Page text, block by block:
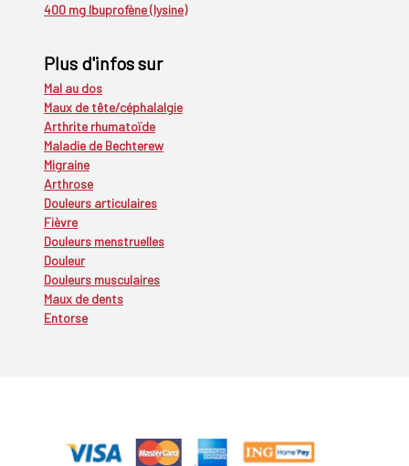
400 mg Ibuprofène (lysine)
Plus d'infos sur
Mal au dos
Maux de tête/céphalalgie
Arthrite rhumatoïde
Maladie de Bechterew
Migraine
Arthrose
Douleurs articulaires
Fièvre
Douleurs menstruelles
Douleur
Douleurs musculaires
Maux de dents
Entorse